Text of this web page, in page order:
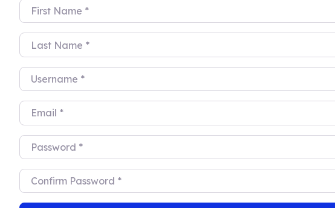
First Name*
Last Name*
Username*
Email*
Password*
Confirm Password*